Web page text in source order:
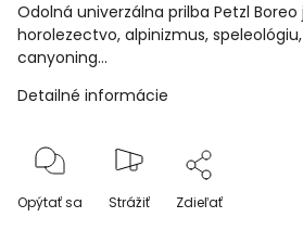
Odolná univerzálna prilba Petzl
horolezectvo, alpinizmus,
canyoning...
Detailné informácie
Opýtať sa Strážiť Zdieľať